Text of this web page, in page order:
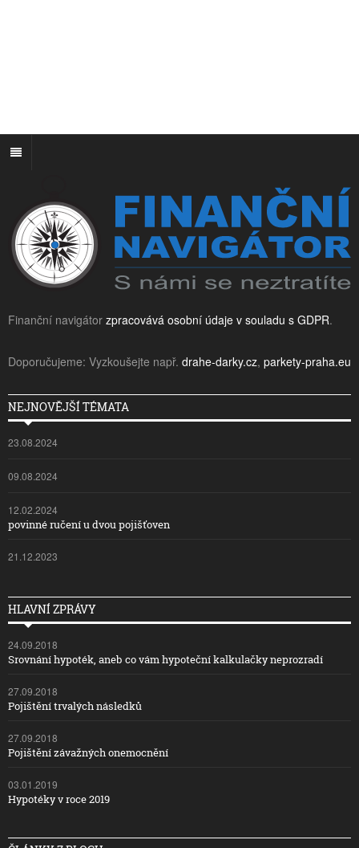
Finanční navigátor zpracovává osobní údaje v souladu s GDPR.
Doporučujeme: Vyzkoušejte např. drahe-darky.cz, parkety-praha.eu
NEJNOVĚJŠÍ TÉMATA
23.08.2024
09.08.2024
12.02.2024
povinné ručení u dvou pojišťoven
21.12.2023
HLAVNÍ ZPRÁVY
24.09.2018
Srovnání hypoték, aneb co vám hypoteční kalkulačky neprozradí
27.09.2018
Pojištění trvalých následků
27.09.2018
Pojištění závažných onemocnění
03.01.2019
Hypotéky v roce 2019